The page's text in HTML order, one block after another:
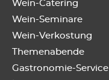
Wein-Catering
Wein-Seminare
Wein-Verkostung
Themenabende
Gastronomie-Service